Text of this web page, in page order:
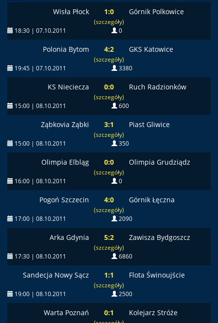
Wisła Płock 1:0
(szczegóły)
Górnik Polkowice
18:30 | 07.10.2011 0
Polonia Bytom 4:2
(szczegóły)
GKS Katowice
19:45 | 07.10.2011 3380
KS Nieciecza 0:0
(szczegóły)
Ruch Radzionków
15:00 | 08.10.2011 600
Ząbkovia Ząbki 3:1
(szczegóły)
Piast Gliwice
15:00 | 08.10.2011 350
Olimpia Elbląg 0:0
(szczegóły)
Olimpia Grudziądz
16:00 | 08.10.2011 0
Pogoń Szczecin 4:0
(szczegóły)
Górnik Łęczna
17:00 | 08.10.2011 2090
Arka Gdynia 5:2
(szczegóły)
Zawisza Bydgoszcz
17:30 | 08.10.2011 6860
Sandecja Nowy Sącz 1:1
(szczegóły)
Flota Świnoujście
19:00 | 08.10.2011 2500
Warta Poznań 0:1 Kolejarz Stróże